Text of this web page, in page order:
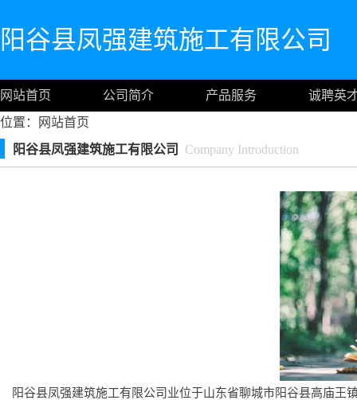
阳谷县凤强建筑施工有限公司
网站首页 公司简介 产品服务
诚聘英
位置：
网站首页
阳谷县凤强建筑施工有限公司
Company Introduction
阳谷县凤强建筑施工有限公司业位于山东省聊城市阳谷县高庙王